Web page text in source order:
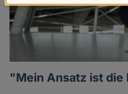
"Mein Ansatz ist
Daten
und
Cookies